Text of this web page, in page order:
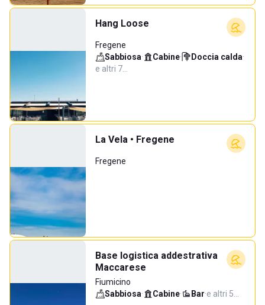
Hang Loose
Fregene
Sabbiosa· Cabine· Doccia calda·
e altri 7…
La Vela • Fregene
Fregene
Base logistica addestrativa
Maccarese
Fiumicino
Sabbiosa· Cabine· Bar·e altri 5…